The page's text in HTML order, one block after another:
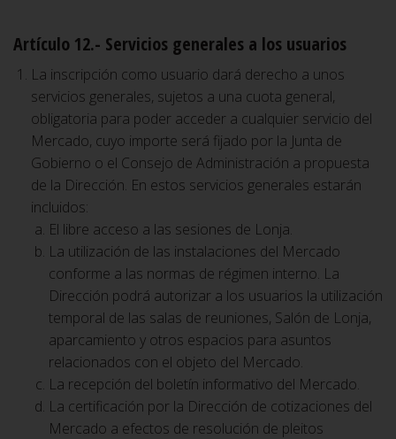
Artículo 12.- Servicios generales a los usuarios
La inscripción como usuario dará derecho a unos
servicios generales, sujetos a una cuota general,
obligatoria para poder acceder a cualquier servicio del
Mercado, cuyo importe será fijado por la Junta de
Gobierno o el Consejo de Administración a propuesta
de la Dirección. En estos servicios generales estarán
incluidos:
El libre acceso a las sesiones de Lonja.
La utilización de las instalaciones del Mercado
conforme a las normas de régimen interno. La
Dirección podrá autorizar a los usuarios la utilización
temporal de las salas de reuniones, Salón de Lonja,
aparcamiento y otros espacios para asuntos
relacionados con el objeto del Mercado.
La recepción del boletín informativo del Mercado.
La certificación por la Dirección de cotizaciones del
Mercado a efectos de resolución de pleitos